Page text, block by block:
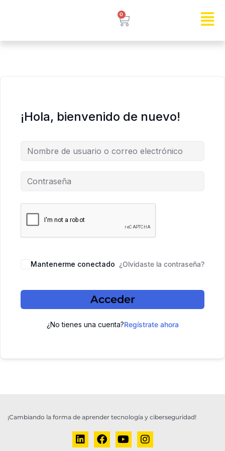
0
¡Hola, bienvenido de nuevo!
Mantenerme conectado ¿Olvidaste la contraseña?
Acceder
¿No tienes una cuenta?Regístrate ahora
¡Cambiando la forma de aprender tecnología y ciberseguridad!